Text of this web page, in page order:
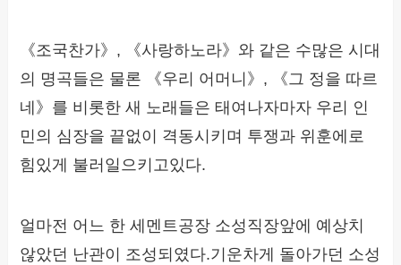
《조국찬가》, 《사랑하노라》와 같은 수많은 시대
의 명곡들은 물론 《우리 어머니》, 《그 정을 따르
네》를 비롯한 새 노래들은 태여나자마자 우리 인
민의 심장을 끝없이 격동시키며 투쟁과 위훈에로
힘있게 불러일으키고있다.
얼마전 어느 한 세멘트공장 소성직장앞에 예상치
않았던 난관이 조성되였다.기운차게 돌아가던 소성